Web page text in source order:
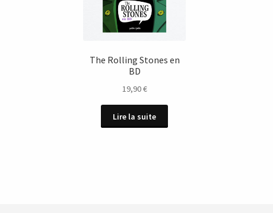
The Rolling Stones en
BD
19,90€
Lire la suite